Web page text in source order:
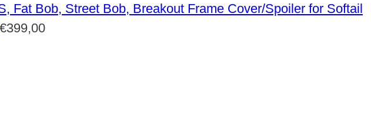
Frame Cover/Spoiler for Softail
€399,00